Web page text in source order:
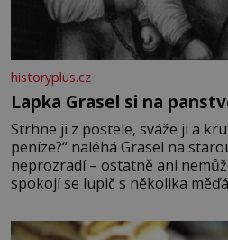
historyplus.cz
Lapka Grasel si na
Strhne ji z postele, sváže ji a
peníze?“ naléhá Grasel na
neprozradí – ostatně ani
spokojí se lupič s několika
krutý. Jeho činy budí hrůzu